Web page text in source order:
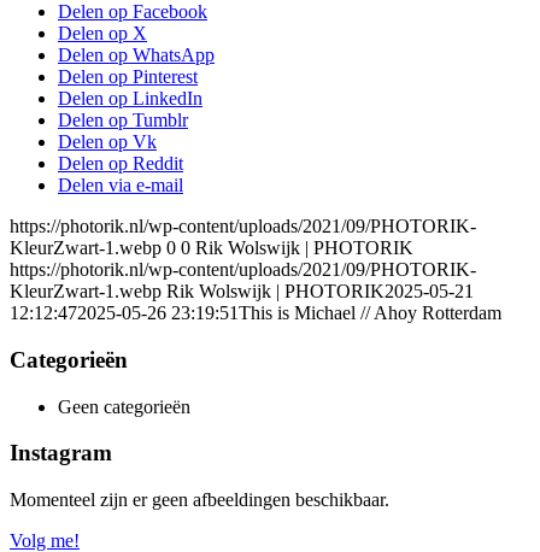
Delen op Facebook
Delen op X
Delen op WhatsApp
Delen op Pinterest
Delen op LinkedIn
Delen op Tumblr
Delen op Vk
Delen op Reddit
Delen via e-mail
https://photorik.nl/wp-content/uploads/2021/09/PHOTORIK-
KleurZwart-1.webp 0 0 Rik Wolswijk | PHOTORIK
https://photorik.nl/wp-content/uploads/2021/09/PHOTORIK-
KleurZwart-1.webp Rik Wolswijk | PHOTORIK2025-05-21
12:12:472025-05-26 23:19:51This is Michael // Ahoy Rotterdam
Categorieën
Geen categorieën
Instagram
Momenteel zijn er geen afbeeldingen beschikbaar.
Volg me!